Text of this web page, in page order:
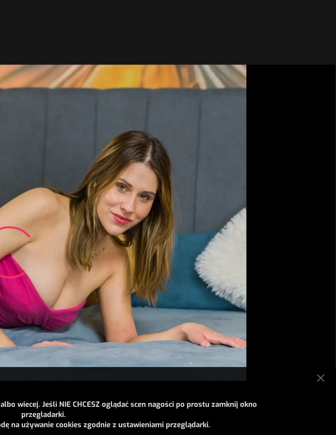
wiecej. Jeśli NIE CHCESZ oglądać scen nagości po prostu zamknij okno
przegladarki.
na używanie cookies zgodnie z ustawieniami przeglądarki.